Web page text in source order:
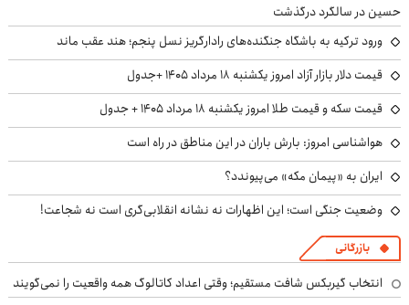
حسین در سالگرد درگذشت
ورود ترکیه به باشگاه جنگنده‌های رادارگریز نسل پنجم؛ هند عقب ماند
قیمت دلار بازار آزاد امروز یکشنبه ۱۸ مرداد ۱۴۰۵ +جدول
قیمت سکه و قیمت طلا امروز یکشنبه ۱۸ مرداد ۱۴۰۵ + جدول
هواشناسی امروز: بارش باران در این مناطق در راه است
ایران به «پیمان مکه» می‌پیوندد؟
وضعیت جنگی است؛ این اظهارات نه نشانه انقلابی‌گری است نه شجاعت!
بازرگانی
انتخاب گیربکس شافت مستقیم؛ وقتی اعداد کاتالوگ همه واقعیت را نمی‌گویند